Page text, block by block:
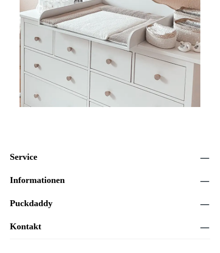
Service
Informationen
Puckdaddy
Kontakt